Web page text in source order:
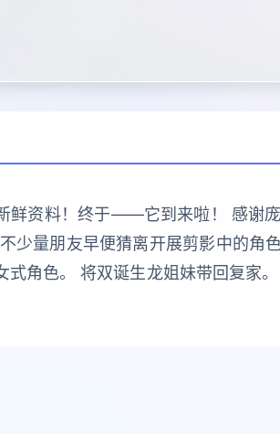
鲜资料！终于——它到来啦！ 感谢
少量朋友早便猜离开展剪影中的
角色。 将双诞生龙姐妹带回复家